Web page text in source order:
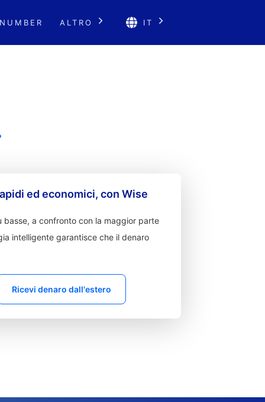
ALTRO IT
ed economici, con Wise
basse, a confronto con la maggior parte
intelligente garantisce che il denaro
Ricevi denaro dall'estero